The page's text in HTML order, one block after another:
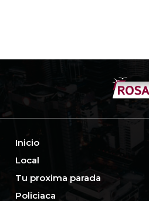
Inicio
Local
Tu proxima parada
Policiaca